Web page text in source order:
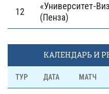
12
«Университет-
(Пенза)
КАЛЕНДАРЬ И
ТУР ДАТА МАТЧ